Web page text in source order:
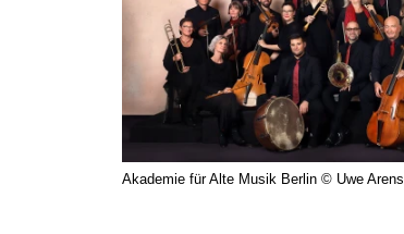
Akademie für Alte Musik Berlin © Uwe Arens